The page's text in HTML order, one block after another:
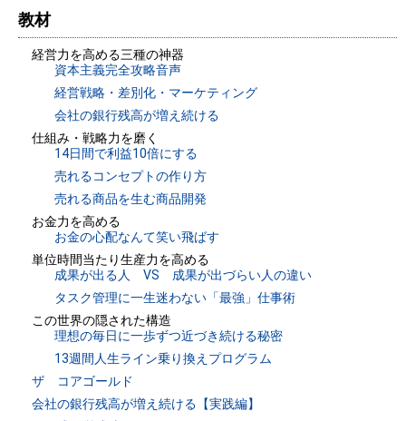
教材
経営力を高める三種の神器
資本主義完全攻略音声
経営戦略・差別化・マーケティング
会社の銀行残高が増え続ける
仕組み・戦略力を磨く
14日間で利益10倍にする
売れるコンセプトの作り方
売れる商品を生む商品開発
お金力を高める
お金の心配なんて笑い飛ばす
単位時間当たり生産力を高める
成果が出る人 VS 成果が出づらい人の違い
タスク管理に一生迷わない「最強」仕事術
この世界の隠された構造
理想の毎日に一歩ずつ近づき続ける秘密
13週間人生ライン乗り換えプログラム
ザ コアゴールド
会社の銀行残高が増え続ける【実践編】